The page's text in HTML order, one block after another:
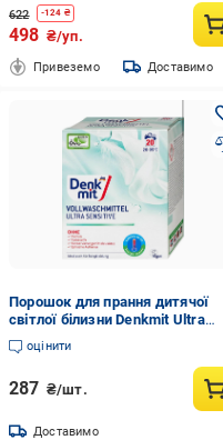
622 -124 ₴
498 ₴/уп.
Привеземо Доставимо
Порошок для прання дитячої
світлої білизни Denkmit Ultra
Sensitive безфосфатний
гіпоалергенний 20 прань
оцінити
287 ₴/шт.
Доставимо